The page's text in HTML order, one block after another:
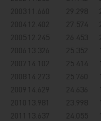
2003 11.660 29.298
2004 12.402 27.574
2005 12.245 26.453
2006 13.326 25.352
2007 14.102 25.414
2008 14.273 25.760
2009 14.629 24.636
2010 13.981 23.998
2011 13.637 24.055